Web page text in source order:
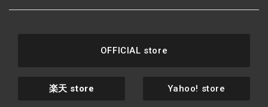
OFFICIAL store
楽天 store Yahoo! store